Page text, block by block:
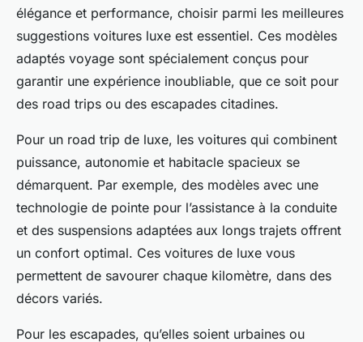
élégance et performance, choisir parmi les meilleures
suggestions voitures luxe est essentiel. Ces modèles
adaptés voyage sont spécialement conçus pour
garantir une expérience inoubliable, que ce soit pour
des road trips ou des escapades citadines.
Pour un road trip de luxe, les voitures qui combinent
puissance, autonomie et habitacle spacieux se
démarquent. Par exemple, des modèles avec une
technologie de pointe pour l’assistance à la conduite
et des suspensions adaptées aux longs trajets offrent
un confort optimal. Ces voitures de luxe vous
permettent de savourer chaque kilomètre, dans des
décors variés.
Pour les escapades, qu’elles soient urbaines ou